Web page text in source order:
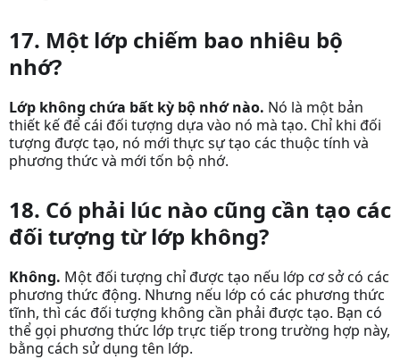
17. Một lớp chiếm bao nhiêu bộ
nhớ?
Lớp không chứa bất kỳ bộ nhớ nào. Nó là một bản
thiết kế để cái đối tượng dựa vào nó mà tạo. Chỉ khi đối
tượng được tạo, nó mới thực sự tạo các thuộc tính và
phương thức và mới tốn bộ nhớ.
18. Có phải lúc nào cũng cần tạo các
đối tượng từ lớp không?
Không. Một đối tượng chỉ được tạo nếu lớp cơ sở có các
phương thức động. Nhưng nếu lớp có các phương thức
tĩnh, thì các đối tượng không cần phải được tạo. Bạn có
thể gọi phương thức lớp trực tiếp trong trường hợp này,
bằng cách sử dụng tên lớp.